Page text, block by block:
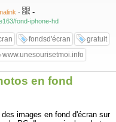
- -
fond-iphone-hd
fondsd'écran
gratuit
www.unesourisetmoi.info
en fond
images en fond d'écran sur